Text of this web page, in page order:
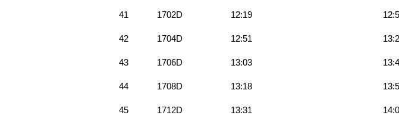
41 1702D 12:19
42 1704D 12:51
43 1706D 13:03
44 1708D 13:18
45 1712D 13:31